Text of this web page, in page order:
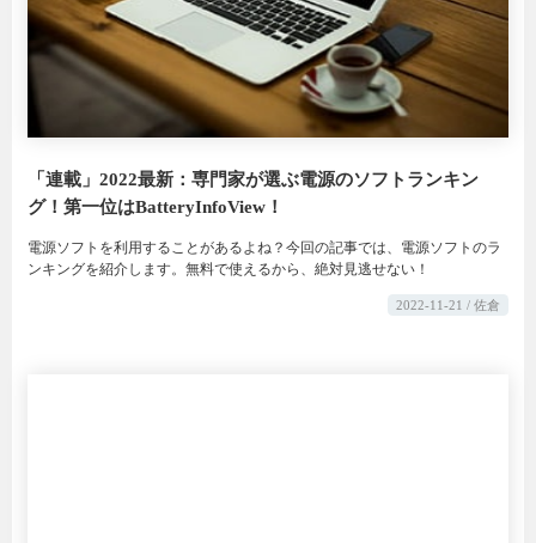
「連載」2022最新：専門家が選ぶ電源のソフトランキン
グ！第一位はBatteryInfoView！
電源ソフトを利用することがあるよね？今回の記事では、電源ソフトのラ
ンキングを紹介します。無料で使えるから、絶対見逃せない！
2022-11-21 / 佐倉